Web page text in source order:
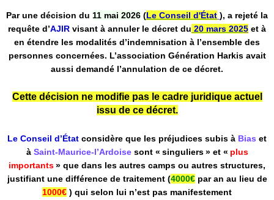
Par une décision du 11 mai 2026 (Le Conseil d'État ), a rejeté la
requête d’AJIR visant à annuler le décret du 20 mars 2025 et à
en étendre les modalités d’indemnisation à l’ensemble des
personnes concernées. L’association Génération Harkis avait
aussi demandé l’annulation de ce décret.
Cette décision ne modifie pas le cadre juridique actuel
issu de ce décret.
Le Conseil d’État considère que les préjudices subis à Bias et
à Saint‑Maurice‑l’Ardoisesont « singuliers » et « plus
importants» que dans les autres camps ou autres structures,
justifiant une différence de traitement (4000€par an au lieu de
1000€ ) qui selon lui n’est pas manifestement